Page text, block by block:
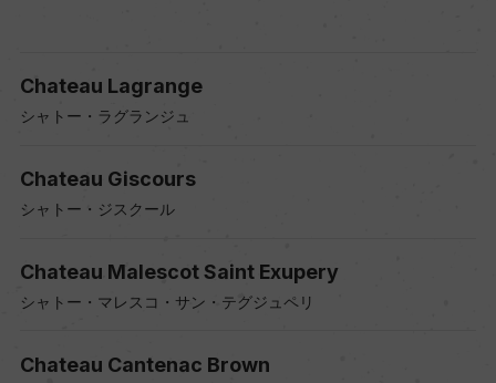
Chateau Lagrange
シャトー・ラグランジュ
Chateau Giscours
シャトー・ジスクール
Chateau Malescot Saint Exupery
シャトー・マレスコ・サン・テグジュペリ
Chateau Cantenac Brown